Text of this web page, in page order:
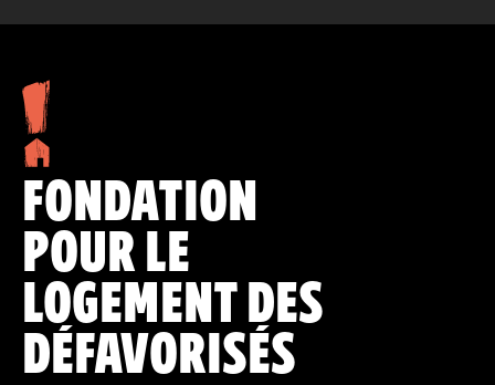
FONDATION
POUR LE
LOGEMENT DES
DÉFAVORISÉS